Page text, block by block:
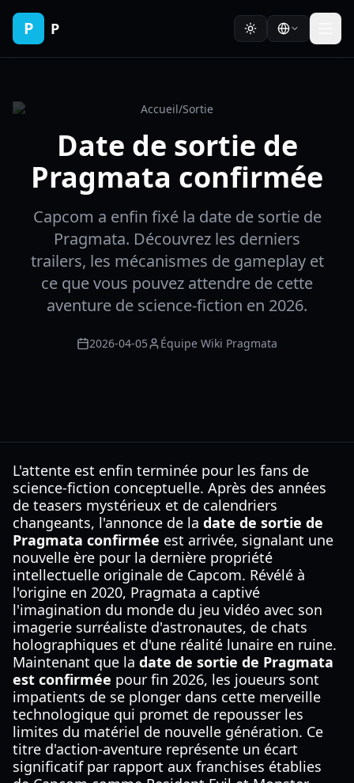
P P
Accueil/Sortie
Date de sortie de
Pragmata confirmée
Capcom a enfin fixé la date de sortie de
Pragmata. Découvrez les derniers
trailers, les mécanismes de gameplay et
ce que vous pouvez attendre de cette
aventure de science-fiction en 2026.
2026-04-05 Équipe Wiki Pragmata
L'attente est enfin terminée pour les fans de
science-fiction conceptuelle. Après des années
de teasers mystérieux et de calendriers
changeants, l'annonce de la date de sortie de
Pragmata confirmée est arrivée, signalant une
nouvelle ère pour la dernière propriété
intellectuelle originale de Capcom. Révélé à
l'origine en 2020, Pragmata a captivé
l'imagination du monde du jeu vidéo avec son
imagerie surréaliste d'astronautes, de chats
holographiques et d'une réalité lunaire en ruine.
Maintenant que la date de sortie de Pragmata
est confirmée pour fin 2026, les joueurs sont
impatients de se plonger dans cette merveille
technologique qui promet de repousser les
limites du matériel de nouvelle génération. Ce
titre d'action-aventure représente un écart
significatif par rapport aux franchises établies